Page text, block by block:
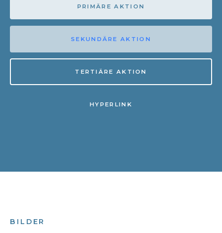
PRIMÄRE AKTION
SEKUNDÄRE AKTION
TERTIÄRE AKTION
HYPERLINK
BILDER